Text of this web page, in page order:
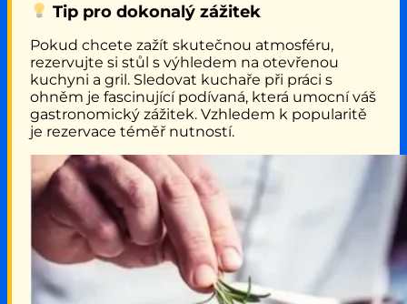
Tip pro dokonalý zážitek
Pokud chcete zažít skutečnou atmosféru,
rezervujte si stůl s výhledem na otevřenou
kuchyni a gril. Sledovat kuchaře při práci s
ohněm je fascinující podívaná, která umocní váš
gastronomický zážitek. Vzhledem k popularitě
je rezervace téměř nutností.